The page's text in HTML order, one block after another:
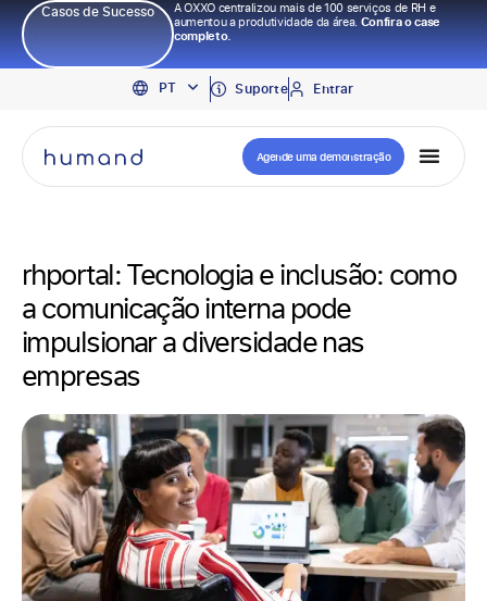
Casos de Sucesso
A OXXO centralizou mais de 100 serviços de RH e
aumentou a produtividade da área.Confira o case
completo.
PT
EN
ES
Suporte Entrar
Agende uma demonstração
rhportal: Tecnologia e inclusão: como
a comunicação interna pode
impulsionar a diversidade nas
empresas